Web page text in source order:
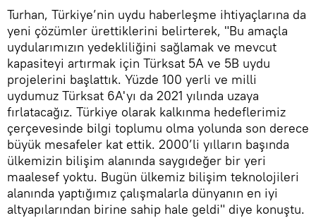
Turhan, Türkiye’nin uydu haberleşme ihtiyaçlarına da
yeni çözümler ürettiklerini belirterek, "Bu amaçla
uydularımızın yedekliliğini sağlamak ve mevcut
kapasiteyi artırmak için Türksat 5A ve 5B uydu
projelerini başlattık. Yüzde 100 yerli ve milli
uydumuz Türksat 6A'yı da 2021 yılında uzaya
fırlatacağız. Türkiye olarak kalkınma hedeflerimiz
çerçevesinde bilgi toplumu olma yolunda son derece
büyük mesafeler kat ettik. 2000’li yılların başında
ülkemizin bilişim alanında saygıdeğer bir yeri
maalesef yoktu. Bugün ülkemiz bilişim teknolojileri
alanında yaptığımız çalışmalarla dünyanın en iyi
altyapılarından birine sahip hale geldi" diye konuştu.